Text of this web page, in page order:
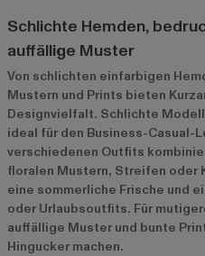
Schlichte Hemden,
auffällige Muster
Von schlichten einfarbigen
Mustern und Prints bieten
Designvielfalt. Schlichte
ideal für den Business-Casual-
verschiedenen Outfits
floralen Mustern, Streifen oder
eine sommerliche Frische und
oder Urlaubsoutfits. Für
auffällige Muster und bunte
Hingucker machen.